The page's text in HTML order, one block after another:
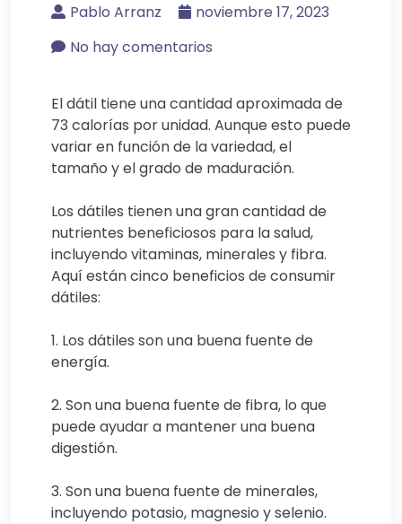
Pablo Arranz
noviembre 17, 2023
No hay comentarios
El dátil tiene una cantidad aproximada de
73 calorías por unidad. Aunque esto puede
variar en función de la variedad, el
tamaño y el grado de maduración.
Los dátiles tienen una gran cantidad de
nutrientes beneficiosos para la salud,
incluyendo vitaminas, minerales y fibra.
Aquí están cinco beneficios de consumir
dátiles:
1. Los dátiles son una buena fuente de
energía.
2. Son una buena fuente de fibra, lo que
puede ayudar a mantener una buena
digestión.
3. Son una buena fuente de minerales,
incluyendo potasio, magnesio y selenio.